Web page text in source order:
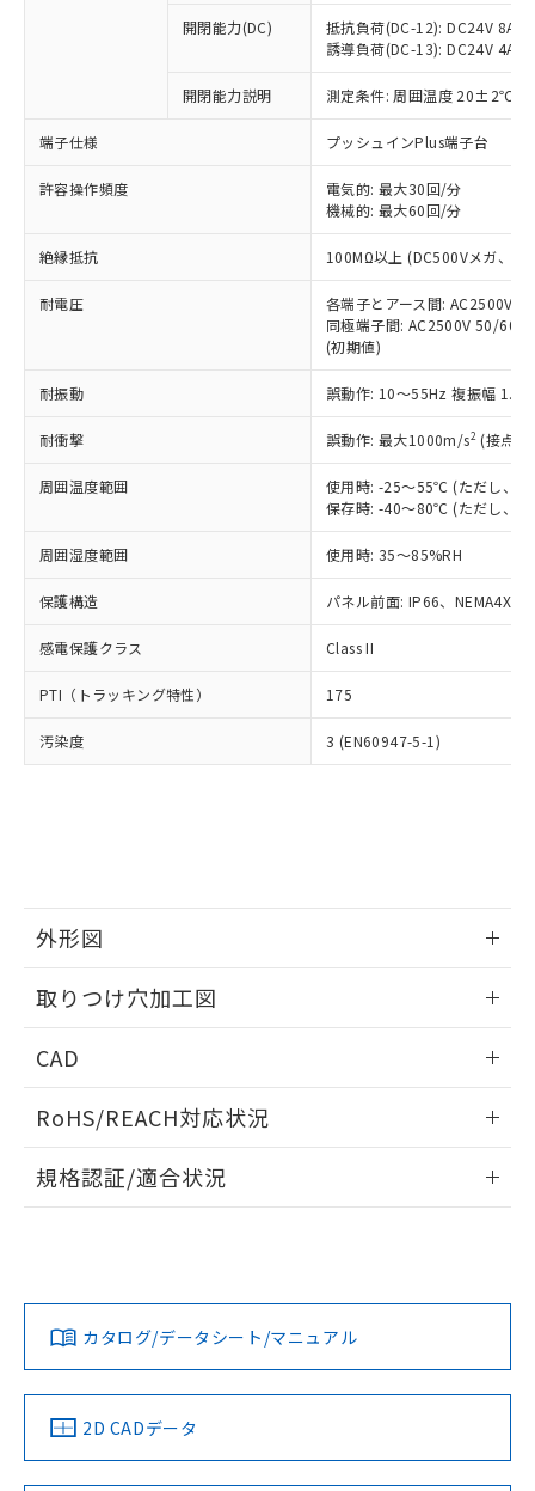
開閉能力(DC)
抵抗負荷(DC-12): DC24V 8A/
誘導負荷(DC-13): DC24V 4A/
開閉能力説明 測定条件: 周囲温度 20±2℃、
端子仕様 プッシュインPlus端子台
許容操作頻度
電気的: 最大30回/分
機械的: 最大60回/分
絶縁抵抗 100MΩ以上 (DC500Vメガ、点
耐電圧
各端子とアース間: AC2500V
同極端子間: AC2500V 50/
(初期値)
耐振動 誤動作: 10～55Hz 複振幅
耐衝撃 誤動作: 最大1000m/s2 (接点
周囲温度範囲
使用時: -25～55℃ (ただし、氷
保存時: -40～80℃ (ただし、氷
周囲湿度範囲 使用時: 35～85%RH
保護構造 パネル前面: IP66、NEMA4X,
感電保護クラス Class II
PTI（トラッキング特性） 175
汚染度 3 (EN60947-5-1)
外形図
取りつけ穴加工図
CAD
ドすることができます。
ログイン/会員登録
ダウンロードデータをご利用いただく前に、以下を必ずお読
みください。
ソフトウェアの使用条件
RoHS/REACH対応状況
EU RoHS 注意事項・凡例
対応済み
中国 RoHS 注意事項・凡例
規格認証/適合状況
カタログ/データシート/マニュアル
2D CADデータ
ことをご了承ください。
在庫状況および標準価格照会結果は、
記載している更新日時点での社内デー
タに基づき作成されるものであり、閲
覧された時点での実際の在庫および標
準価格とは異なる場合があることをご
正式な納期状況および標準価格はお客
様のお取引先、またはお客様担当のオ
ムロン制御機器販売店・当社販売員に
オムロン制御機器販売店や当社販売拠
販売ネットワーク
」をご確認
在庫状況および標準価格結果を当社の
事前の承諾なく第三者に漏洩または開
示しないようお願いします。
マイパーツ機能（部品リスト作成サー
ビス）をご利用いただくには、I-Web
メンバーズにご登録されている必要が
お客様が当ウェブサイト上で当社にご
登録された部品リストについて、当社
および当社の共同利用者が、当社の製
品・サービスに関するお客様との取
引・商談に必要な範囲で利用すること
※当社の共同利用者とは、"個人情報
の「1.共同利
用者の範囲」に記載されている法人を
いたものが、含有品と判明した場合などや
むを得ず変更することがあります。
*EU RoHS指令（10物質）：
鉛(Pb) 1000ppm以下、 水銀(Hg) 1000ppm以下、 カド
六価クロム(Cr(Ⅵ)) 1000ppm以下、ポリ臭化ビフェニル
類(PBB) 1000ppm以下、ポリ臭化ジフェニルエーテル類
(PBDE) 1000ppm以下、フタル酸ビス(2-エチルヘキシ
ル) (DEHP)(別名：DOP) 1000ppm以下、フタル酸ブチ
ルベンジル（BBP） 1000ppm以下、フタル酸ジブチル
（DBP） 1000ppm以下、フタル酸ジイソブチル
(DIBP) 1000ppm以下
但し、RoHS指令で産業用監視および制御機器に対する
フタル酸エステル類の４物質については閾値を超える意
図的な使用がないことを確認しています。
部品在庫の切り替え状況などにより、予定
月が前後することがあります。
※3 非含有証明書ダウンロード
下記の非含有証明書をダウンロードするこ
とができます。
EU RoHS指令（10物質）の非含有証明書
51物質の非含有証明書（当社基準）
※本証明書は発行日時点で非含有を証明す
るもので、過去に遡って非含有を証明する
していることから、特段のことがない限
り、2022年1月12日より割愛しておりま
す。
基準値を超えていることを示します。
「－」：未確認です。当社販売部門へお問
ム) : 100ppm、
Cr(Ⅵ)(六価クロム) : 1000ppm、 PBBs(ポリ臭化ビフェ
ニル類) : 1000ppm、 PBDEs(ポリ臭化ジフェニルエーテ
ル類) : 1000ppm、
DBP(フタル酸ジブチル) : 1000ppm、 DIBP(フタル酸ジ
イソブチル) : 1000ppm、 BBP(フタル酸ブチルベンジ
ル) : 1000ppm、
DEHP(フタル酸ビス(2-エチルヘキシル)) : 1000ppm
「ｅ」：有害物質（10物質）のすべてが基
準値以下であることを示します。
「10」：通常の使用状況下において有害物
質が外部に漏えいし、環境に深刻な影響を
及ぼさない年数を意味します。
「－」：未確認です。当社販売部門へお問
い合わせください。
当社は、これら貴社製品のうち、外国
為替および外国貿易法に定める商品
（以下｢規制貨物等」という）を輸出
または国外への提供する場合は、日本
国政府の輸出許可(または役務取引許
可)を取得するなどの必要な手続きを
当社は規制貨物を破棄する場合は、完
全に破砕するなど、違法に輸出されな
いよう必要な手段を講じます。
当社は貴社製品を、核兵器、ミサイ
ル、化学兵器、生物兵器またはその他
武器並びにこれらの製造装置等に一切
当社は、貴社製品を第三者に販売する
場合は、上記1、2および3の内容を当
該第三者に通知します。また当社は、
販売先および販売に係わる関係者が違
法に輸出するおそれがある場合は、取
り引きをいたしません。
キャンセル
説明
○ 一定数以上の在庫あり
一定数には満たないが在庫あり
在庫なし(最新の在庫状況につ
いては、お客様のお取引先、ま
たはお客様担当のオムロン制御
機器販売店・当社販売員にご確
白
受注生産機種、また在庫状況の
情報を公開していない機種